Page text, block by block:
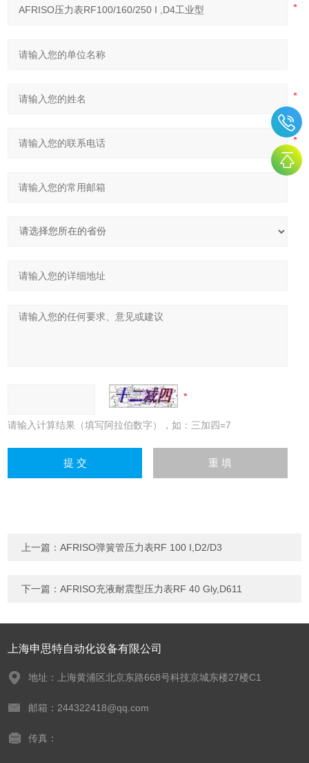
请输入计算结果（填写阿拉伯数字），如：三加四=7
上一篇：AFRISO弹簧管压力表RF 100 I,D2/D3
下一篇：AFRISO充液耐震型压力表RF 40 Gly,D611
上海申思特自动化设备有限公司
地址：上海黄浦区北京东路668号科技京城东楼27楼C1
邮箱：244322418@qq.com
传真：